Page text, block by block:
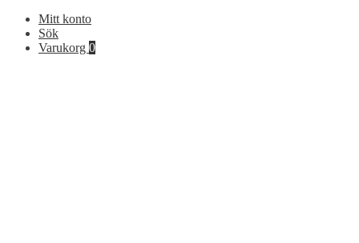
Mitt konto
Sök
Varukorg 0